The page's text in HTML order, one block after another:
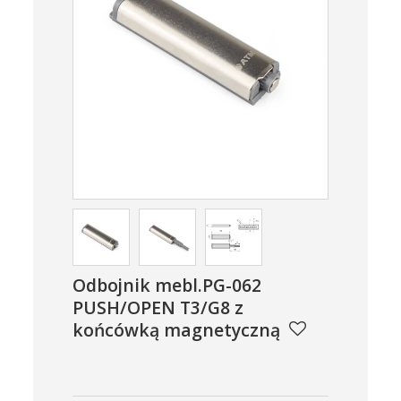
Odbojnik mebl.PG-062
PUSH/OPEN T3/G8 z
końcówką magnetyczną